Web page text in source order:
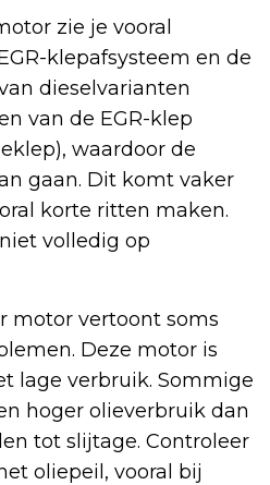
zie je vooral
klepafsysteem en de
dieselvarianten
van de EGR-klep
waardoor de
gaan. Dit komt vaker
korte ritten maken.
volledig op
motor vertoont soms
Deze motor is
lage verbruik. Sommige
hoger olieverbruik dan
tot slijtage. Controleer
oliepeil, vooral bij